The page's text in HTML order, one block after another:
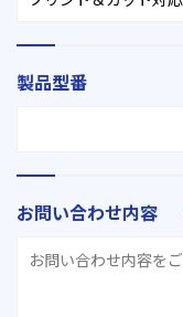
製品型番
お問い合わせ内容